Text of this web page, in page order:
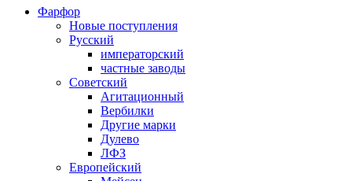
Фарфор
Новые поступления
Русский
императорский
частные заводы
Советский
Агитационный
Вербилки
Другие марки
Дулево
ЛФЗ
Европейский